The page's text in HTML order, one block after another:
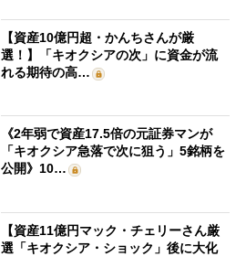
【資産10億円超・かんちさんが厳
選！】「キオクシアの次」に資金が流
れる期待の高…
《2年弱で資産17.5倍の元証券マンが
「キオクシア急落で次に狙う」5銘柄を
公開》10…
【資産11億円マック・チェリーさん厳
選「キオクシア・ショック」後に大化